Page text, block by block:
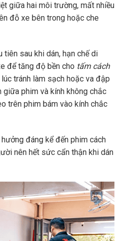
giữa hai môi trường, mất nhiều
đỗ xe bên trong hoặc che
tiên sau khi dán, hạn chế di
để tăng độ bền cho tấm cách
tránh làm sạch hoặc va đập
phim và kính không chắc
trên phim bám vào kính chắc
đáng kể đến phim cách
nên hết sức cẩn thận khi dán